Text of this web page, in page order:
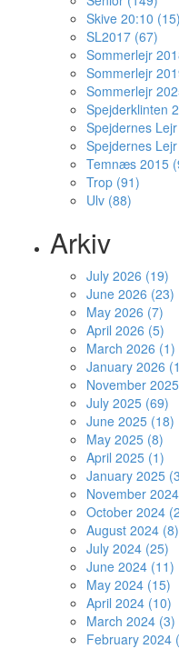
Skive 20:10 (15)
SL2017 (67)
Sommerlejr
Sommerlejr
Sommerlejr
Spejderklinten
Spejdernes
Spejdernes
Temnæs 2015
Trop (91)
Ulv (88)
Arkiv
July 2026 (19)
June 2026 (23)
May 2026 (7)
April 2026 (5)
March 2026 (1)
January 2026
November
July 2025 (69)
June 2025 (18)
May 2025 (8)
April 2025 (1)
January 2025
November
October 2024
August 2024 (8)
July 2024 (25)
June 2024 (11)
May 2024 (15)
April 2024 (10)
March 2024 (3)
February 2024